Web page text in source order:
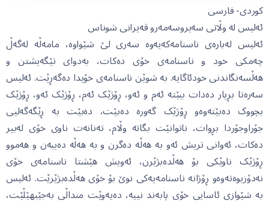
کوردی- فارسی
ئەلیس لە وڵاتی سەیروسەمەرو قەیرانی شوناس
ئەلیس لەبارەی ناسنامەکەیەوە سەری لێ شێواوە، مامەڵە لەگەڵ
چەمکی خود و ناسنامەی خۆی دەکات، بەدوای تێگەیشتن و
هەڵسەنگاندنی خودئاگایە. بە شوێن ناسنامەی خۆیدا دەگەڕێت. ئەلیس
سەرەتا بڕیار دەدات ببێتە ئەم و ئەو، ڕۆژێک ئەم، ڕۆژێک ئەو، ڕۆژێک
بچووک دەبێتەوەو ڕۆژێک گەورە دەبێت، دەبێت بە ڕێگەگەلیی
جۆراوجۆردا بڕوات، ناتوانێت بگاتە وڵام، تەنانەت ناوی خۆی لەبیر
دەکات، ئەوانی تریش ئەو بە هەڵە دەگرن و بە هەڵە دەیبەن و هەموو
ڕۆژێک ناوێکی بۆ هەڵدەبژێرن، ئەویش هێشتا ناسنامەی خۆی
نەدۆزیوەتەوەو ڕۆژانە ناسنامەیەکی نوێ بۆ خۆی هەڵدەبژێرێت. ئەلیس
بە شێوازی ئاسایی خۆی پابەند نییە، دەیەوێت منداڵی بەجێبهێڵێت،